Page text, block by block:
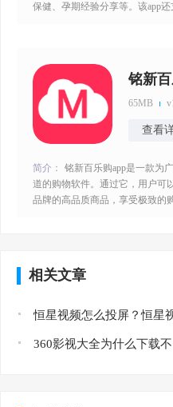
保健、孕期经验分享等。该app
孕周和其他基本信
铭新
65MB
查看
简介：
铭新百乐购app是一款为
道的购物软件。通过它，用户可
品牌的高品质商品，享受极致的
相关文章
恒星视频怎么投屏？恒星